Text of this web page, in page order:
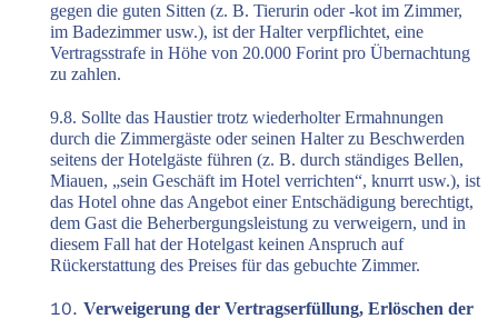
gegen die guten Sitten (z. B. Tierurin oder -kot im Zimmer,
im Badezimmer usw.), ist der Halter verpflichtet, eine
Vertragsstrafe in Höhe von 20.000 Forint pro Übernachtung
zu zahlen.
9.8. Sollte das Haustier trotz wiederholter Ermahnungen
durch die Zimmergäste oder seinen Halter zu Beschwerden
seitens der Hotelgäste führen (z. B. durch ständiges Bellen,
Miauen, „sein Geschäft im Hotel verrichten“, knurrt usw.), ist
das Hotel ohne das Angebot einer Entschädigung berechtigt,
dem Gast die Beherbergungsleistung zu verweigern, und in
diesem Fall hat der Hotelgast keinen Anspruch auf
Rückerstattung des Preises für das gebuchte Zimmer.
Verweigerung der Vertragserfüllung, Erlöschen der